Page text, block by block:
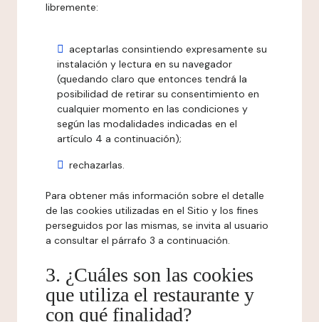
libremente:
aceptarlas consintiendo expresamente su
instalación y lectura en su navegador
(quedando claro que entonces tendrá la
posibilidad de retirar su consentimiento en
cualquier momento en las condiciones y
según las modalidades indicadas en el
artículo 4 a continuación);
rechazarlas.
Para obtener más información sobre el detalle
de las cookies utilizadas en el Sitio y los fines
perseguidos por las mismas, se invita al usuario
a consultar el párrafo 3 a continuación.
3. ¿Cuáles son las cookies
que utiliza el restaurante y
con qué finalidad?